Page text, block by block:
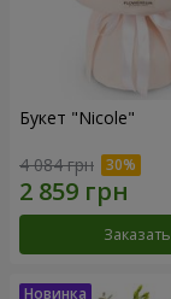
Букет "Nicole"
4 084 грн
Заказать